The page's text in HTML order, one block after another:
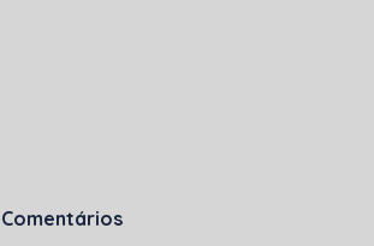
Comentários